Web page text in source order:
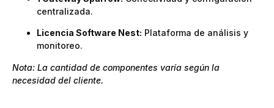
centralizada.
Licencia Software Nest: Plataforma de análisis y
monitoreo.
Nota: La cantidad de componentes varía según la
necesidad del cliente.